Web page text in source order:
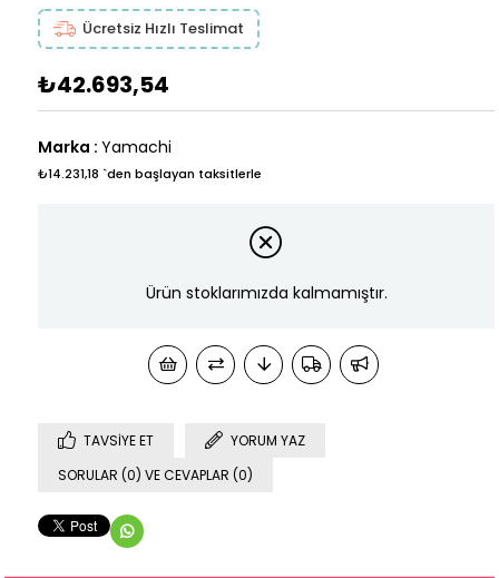
Ücretsiz Hızlı Teslimat
₺42.693,54
Marka : Yamachi
₺14.231,18 `den başlayan taksitlerle
Ürün stoklarımızda kalmamıştır.
TAVSIYE ET
YORUM YAZ
SORULAR (0) VE CEVAPLAR (0)